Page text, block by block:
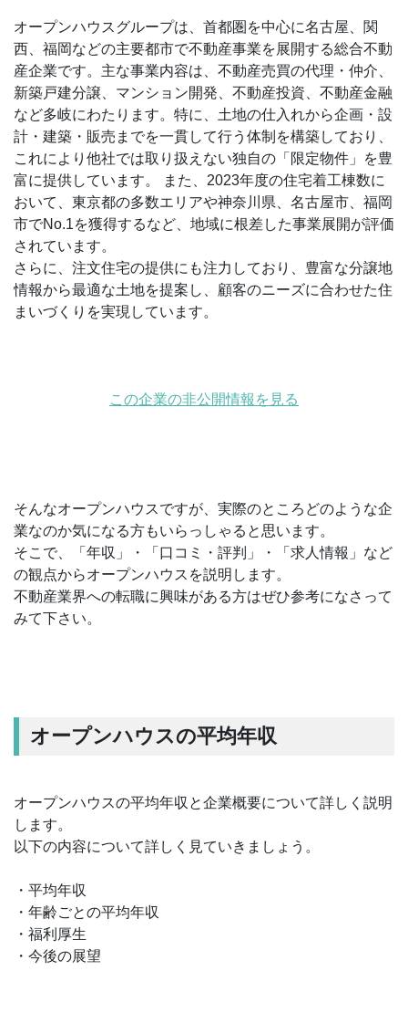
オープンハウスグループは、首都圏を中心に名古屋、関
西、福岡などの主要都市で不動産事業を展開する総合不動
産企業です。主な事業内容は、不動産売買の代理・仲介、
新築戸建分譲、マンション開発、不動産投資、不動産金融
など多岐にわたります。特に、土地の仕入れから企画・設
計・建築・販売までを一貫して行う体制を構築しており、
これにより他社では取り扱えない独自の「限定物件」を豊
富に提供しています。 また、2023年度の住宅着工棟数に
おいて、東京都の多数エリアや神奈川県、名古屋市、福岡
市でNo.1を獲得するなど、地域に根差した事業展開が評価
されています。
さらに、注文住宅の提供にも注力しており、豊富な分譲地
情報から最適な土地を提案し、顧客のニーズに合わせた住
まいづくりを実現しています。
この企業の非公開情報を見る
そんなオープンハウスですが、実際のところどのような企
業なのか気になる方もいらっしゃると思います。
そこで、「年収」・「口コミ・評判」・「求人情報」など
の観点からオープンハウスを説明します。
不動産業界への転職に興味がある方はぜひ参考になさって
みて下さい。
オープンハウスの平均年収
オープンハウスの平均年収と企業概要について詳しく説明
します。
以下の内容について詳しく見ていきましょう。
・平均年収
・年齢ごとの平均年収
・福利厚生
・今後の展望